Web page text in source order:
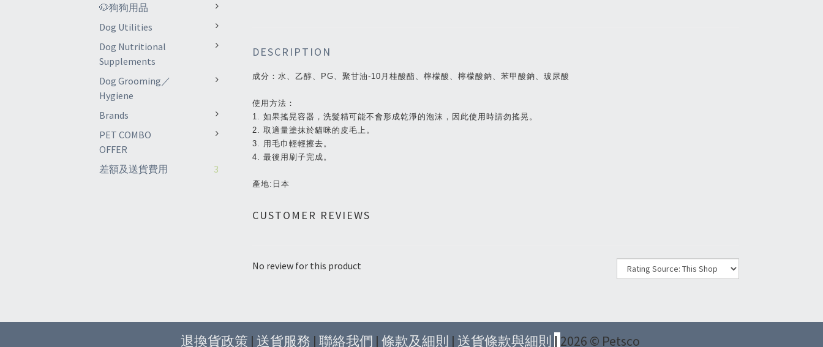
🐶狗狗用品
Dog Utilities
Dog Nutritional
Supplements
Dog Grooming／
Hygiene
Brands
PET COMBO
OFFER
差額及送貨費用
3
DESCRIPTION
成分：水、乙醇、PG、聚甘油-10月桂酸酯、檸檬酸、檸檬酸鈉、苯甲酸鈉、玻尿酸
使用方法：
1. 如果搖晃容器，洗髮精可能不會形成乾淨的泡沫，因此使用時請勿搖晃。
2. 取適量塗抹於貓咪的皮毛上。
3. 用毛巾輕輕擦去。
4. 最後用刷子完成。
產地:日本
CUSTOMER REVIEWS
No review for this product
退換貨政策 | 送貨服務 | 聯絡我們 | 條款及細則 | 送貨條款與細則 | 2026 © Petsco